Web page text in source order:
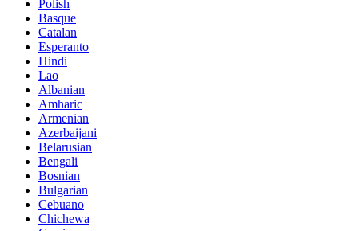
Polish
Basque
Catalan
Esperanto
Hindi
Lao
Albanian
Amharic
Armenian
Azerbaijani
Belarusian
Bengali
Bosnian
Bulgarian
Cebuano
Chichewa